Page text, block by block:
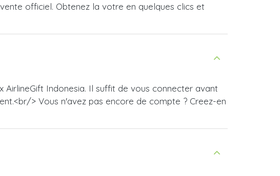
officiel. Obtenez la votre en quelques clics et
Indonesia. Il suffit de vous connecter avant
> Vous n'avez pas encore de compte ? Creez-en